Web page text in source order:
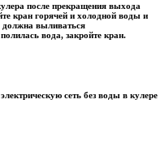
после прекращения выхода
кран горячей и холодной воды и
должна выливаться
вода, закройте кран.
сеть без воды в кулере